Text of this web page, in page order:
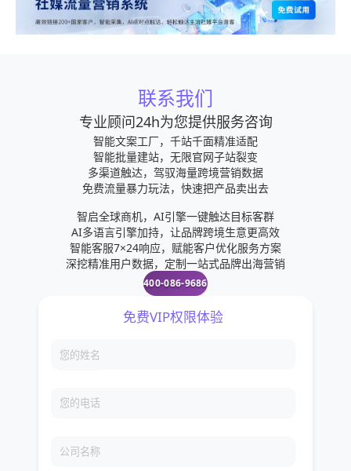
联系我们
专业顾问24h为您提供服务咨询
智能文案工厂，千站千面精准适配
智能批量建站，无限官网子站裂变
多渠道触达，驾驭海量跨境营销数据
免费流量暴力玩法，快速把产品卖出去
智启全球商机，AI引擎一键触达目标客群
AI多语言引擎加持，让品牌跨境生意更高效
智能客服7×24响应，赋能客户优化服务方案
深挖精准用户数据，定制一站式品牌出海营销
400-086-9686